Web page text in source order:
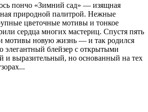
пончо «Зимний сад» — изящная
природной палитрой. Нежные
цветочные мотивы и тонкое
сердца многих мастериц. Спустя пять
мотивы новую жизнь — и так родился
элегантный блейзер с открытыми
и выразительный, но основанный на тех